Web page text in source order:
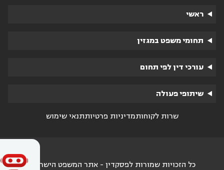
ראשי
תחומי משפט במגזין
עורכי דין לפי תחום
שיתופי פעולה
שרות לקוחותמדיניות פרטיותתנאי שימוש
כל הזכויות שמורות לפסקדין - אתר המשפט הישראלי